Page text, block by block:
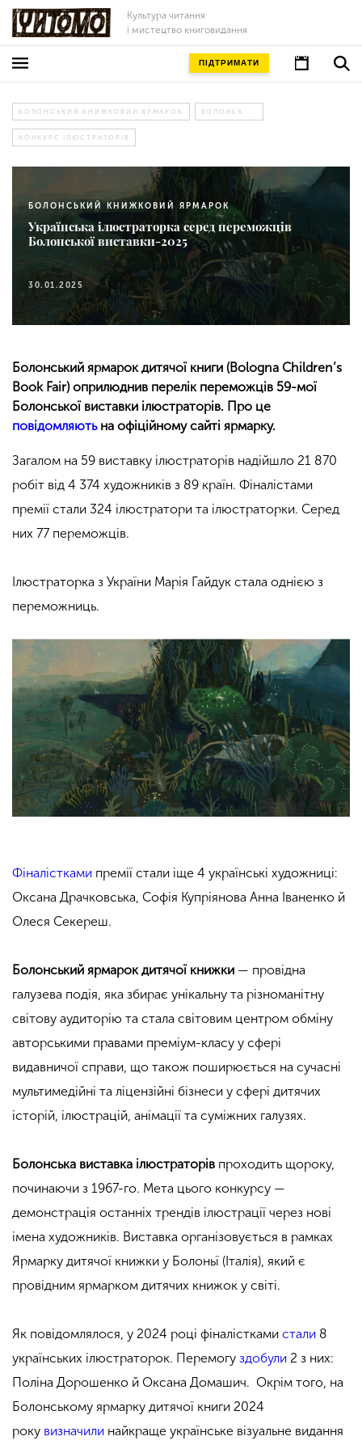
Культура читання
і мистецтво книговидання
ПІДТРИМАТИ
БОЛОНСЬКИЙ КНИЖКОВИЙ ЯРМАРОК БОЛОНЬЯ
КОНКУРС ІЛЮСТРАТОРІВ
БОЛОНСЬКИЙ КНИЖКОВИЙ ЯРМАРОК
Українська ілюстраторка серед переможців
Болонської виставки-2025
30.01.2025
Болонський ярмарок дитячої книги (Bologna Children’s
Book Fair) оприлюднив перелік переможців 59-мої
Болонської виставки ілюстраторів. Про це
повідомляють на офіційному сайті ярмарку.
Загалом на 59 виставку ілюстраторів надійшло 21 870
робіт від 4 374 художників з 89 країн. Фіналістами
премії стали 324 ілюстратори та ілюстраторки. Серед
них 77 переможців.
Ілюстраторка з України Марія Гайдук стала однією з
переможниць.
Фіналістками премії стали іще 4 українські художниці:
Оксана Драчковська, Софія Купріянова Анна Іваненко й
Олеся Секереш.
Болонський ярмарок дитячої книжки — провідна
галузева подія, яка збирає унікальну та різноманітну
світову аудиторію та стала світовим центром обміну
авторськими правами преміум-класу у сфері
видавничої справи, що також поширюється на сучасні
мультимедійні та ліцензійні бізнеси у сфері дитячих
історій, ілюстрацій, анімації та суміжних галузях.
Болонська виставка ілюстраторів проходить щороку,
починаючи з 1967-го. Мета цього конкурсу —
демонстрація останніх трендів ілюстрації через нові
імена художників. Виставка організовується в рамках
Ярмарку дитячої книжки у Болоньї (Італія), який є
провідним ярмарком дитячих книжок у світі.
Як повідомлялося, у 2024 році фіналістками стали 8
українських ілюстраторок. Перемогу здобули 2 з них:
Поліна Дорошенко й Оксана Домашич. Окрім того, на
Болонському ярмарку дитячої книги 2024
року визначили найкраще українське візуальне видання